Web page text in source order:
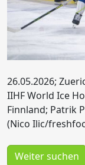
26.05.2026;
IIHF World Ice
Finnland; Patrik
(Nico Ilic/
Weiter suchen